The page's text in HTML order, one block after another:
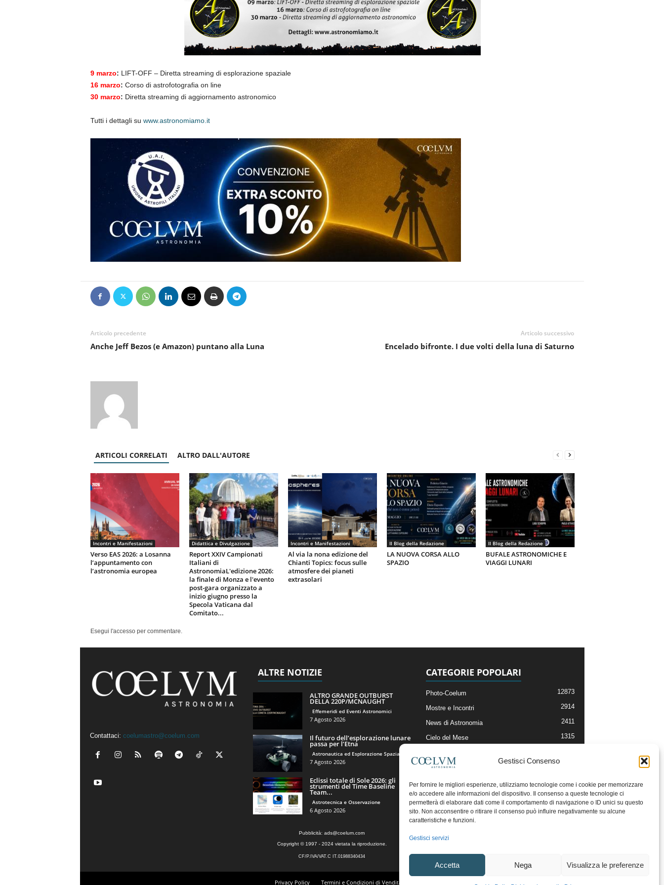
Gestisci Consenso
Per fornire le migliori esperienze, utilizziamo tecnologie come i cookie per memorizzare
e/o accedere alle informazioni del dispositivo. Il consenso a queste tecnologie ci
permetterà di elaborare dati come il comportamento di navigazione o ID unici su questo
sito. Non acconsentire o ritirare il consenso può influire negativamente su alcune
caratteristiche e funzioni.
Gestisci servizi
Accetta Nega Visualizza le preferenze
9 marzo: LIFT-OFF – Diretta streaming di esplorazione spaziale
16 marzo: Corso di astrofotografia on line
30 marzo: Diretta streaming di aggiornamento astronomico
Tutti i dettagli su www.astronomiamo.it
Articolo precedente
Anche Jeff Bezos (e Amazon) puntano alla Luna
Articolo successivo
Encelado bifronte. I due volti della luna di Saturno
ARTICOLI CORRELATI ALTRO DALL'AUTORE
Incontri e Manifestazioni
Verso EAS 2026: a Losanna
l’appuntamento con
l’astronomia europea
Didattica e Divulgazione
Report XXIV Campionati
Italiani di
AstronomiaL'edizione 2026:
la finale di Monza e l'evento
post-gara organizzato a
inizio giugno presso la
Specola Vaticana dal
Comitato...
Incontri e Manifestazioni
Al via la nona edizione del
Chianti Topics: focus sulle
atmosfere dei pianeti
extrasolari
Il Blog della Redazione
LA NUOVA CORSA ALLO
SPAZIO
Il Blog della Redazione
BUFALE ASTRONOMICHE E
VIAGGI LUNARI
Esegui l'accesso per commentare.
Contattaci: coelumastro@coelum.com
ALTRE NOTIZIE
ALTRO GRANDE OUTBURST
DELLA 220P/MCNAUGHT
Effemeridi ed Eventi Astronomici
7 Agosto 2026
Il futuro dell’esplorazione lunare
passa per l’Etna
Astronautica ed Esplorazione Spaziale
7 Agosto 2026
Eclissi totale di Sole 2026: gli
strumenti del Time Baseline
Team...
Astrotecnica e Osservazione
6 Agosto 2026
CATEGORIE POPOLARI
Photo-Coelum 12873
Mostre e Incontri 2914
News di Astronomia 2411
Cielo del Mese 1315
Articoli e Risorse On-Line
Il Blog della Redazione
Pubblicità: ads@coelum.com
Copyright © 1997 - 2024 vietata la riproduzione.
CF/P.IVA/VAT.C IT.01988340434
Privacy Policy Termini e Condizioni di Vendita